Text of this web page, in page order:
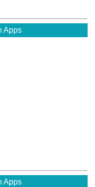
Apps
Apps